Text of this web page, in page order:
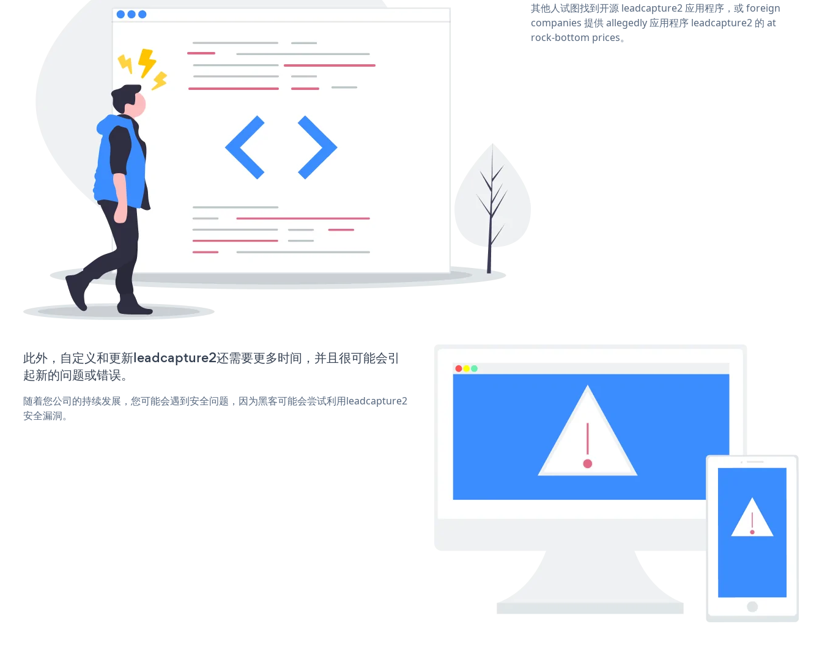
其他人试图找到开源 leadcapture2 应用程序，或 foreign
companies 提供 allegedly 应用程序 leadcapture2 的 at
rock-bottom prices。
此外，自定义和更新leadcapture2还需要更多时间，并且很可能会引
起新的问题或错误。
随着您公司的持续发展，您可能会遇到安全问题，因为黑客可能会尝试利用leadcapture2
安全漏洞。